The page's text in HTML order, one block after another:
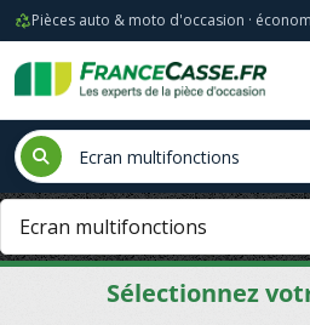
Pièces auto & moto d'occasion ·
Sélectionnez